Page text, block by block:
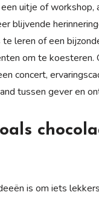
uitje of
blijvende
leren of een
om te
concert,
tussen gever en
is om iets